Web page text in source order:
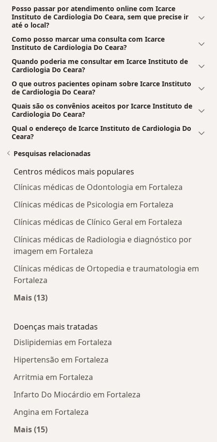
Posso passar por atendimento online com Icarce
Instituto de Cardiologia Do Ceara, sem que precise ir
até o local?
Como posso marcar uma consulta com Icarce
Instituto de Cardiologia Do Ceara?
Quando poderia me consultar em Icarce Instituto de
Cardiologia Do Ceara?
O que outros pacientes opinam sobre Icarce Instituto
de Cardiologia Do Ceara?
Quais são os convênios aceitos por Icarce Instituto de
Cardiologia Do Ceara?
Qual o endereço de Icarce Instituto de Cardiologia Do
Ceara?
Pesquisas relacionadas
Centros médicos mais populares
Clínicas médicas de Odontologia em Fortaleza
Clínicas médicas de Psicologia em Fortaleza
Clínicas médicas de Clínico Geral em Fortaleza
Clínicas médicas de Radiologia e diagnóstico por
imagem em Fortaleza
Clínicas médicas de Ortopedia e traumatologia em
Fortaleza
Mais (13)
Doenças mais tratadas
Dislipidemias em Fortaleza
Hipertensão em Fortaleza
Arritmia em Fortaleza
Infarto Do Miocárdio em Fortaleza
Angina em Fortaleza
Mais (15)